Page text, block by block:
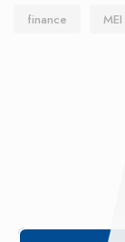
finance MEI